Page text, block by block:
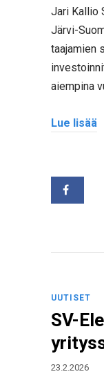
Jari Kallio
Järvi-
taajamien
aiempina
Lue lisää
UUTISET
SV-
23.2.2026